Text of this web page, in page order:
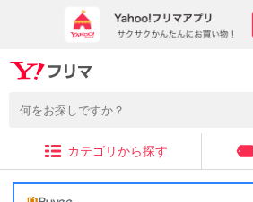
カテゴリから探す